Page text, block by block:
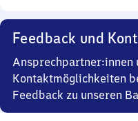
Feedback und
Ansprechpartner:innen
Kontaktmöglichkeiten
Feedback zu unseren